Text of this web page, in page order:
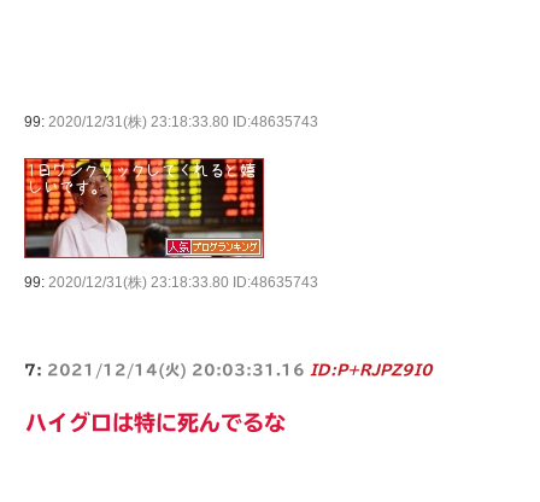
99: 2020/12/31(株) 23:18:33.80 ID:48635743
99: 2020/12/31(株) 23:18:33.80 ID:48635743
7: 2021/12/14(火) 20:03:31.16 ID:P+RJPZ9I0
ハイグロは特に死んでるな